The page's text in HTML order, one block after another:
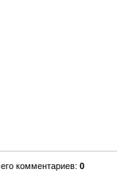
комментариев:0